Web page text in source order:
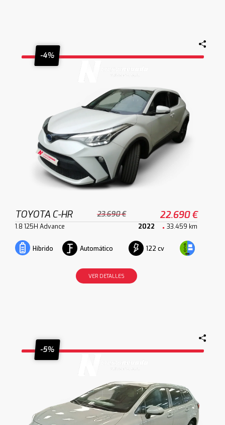
-4%
TOYOTA C-HR 23.690 € 22.690 €
1.8 125H Advance 2022 33.459 km
Híbrido Automático 122 cv
VER DETALLES
-5%